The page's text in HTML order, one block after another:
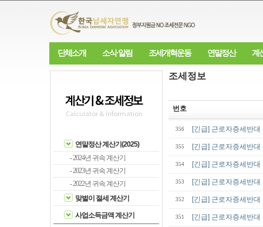
단체소개 소식·알림 조세개혁운동 연말정산 계
계산기 & 조세정보
Calculator & Information
연말정산 계산기(2025)
- 2024년 귀속 계산기
- 2023년 귀속 계산기
- 2022년 귀속 계산기
맞벌이 절세 계산기
사업소득금액 계산기
조세정보
번호
356 [긴급] 근로자증세반
355 [긴급] 근로자증세반
354 [긴급] 근로자증세반
353 [긴급] 근로자증세반
352 [긴급] 근로자증세반
351 [긴급] 근로자증세반